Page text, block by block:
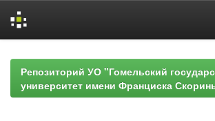
navigationРепозиторий УО "Гомельский
университет имени Франциска